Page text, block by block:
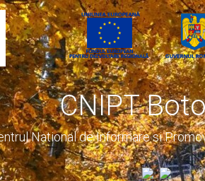
CNIPT
National de Informare si